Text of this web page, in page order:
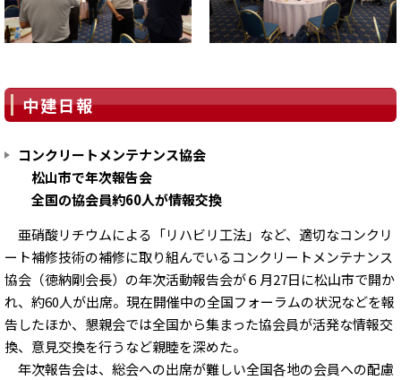
中建日報
コンクリートメンテナンス協会
松山市で年次報告会
全国の協会員約60人が情報交換
亜硝酸リチウムによる「リハビリ工法」など、適切なコンクリ
ート補修技術の補修に取り組んでいるコンクリートメンテナンス
協会（徳納剛会長）の年次活動報告会が６月27日に松山市で開か
れ、約60人が出席。現在開催中の全国フォーラムの状況などを報
告したほか、懇親会では全国から集まった協会員が活発な情報交
換、意見交換を行うなど親睦を深めた。
年次報告会は、総会への出席が難しい全国各地の会員への配慮